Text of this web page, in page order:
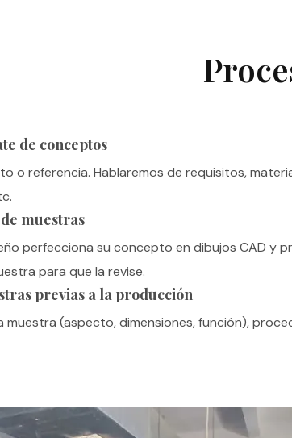
de conceptos
o referencia. Hablaremos de requisitos,
muestras
perfecciona su concepto en dibujos CAD y
para que la revise.
previas a la producción
muestra (aspecto, dimensiones, función),